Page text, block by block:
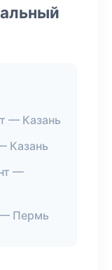
— Казань
Казань
—
Пермь